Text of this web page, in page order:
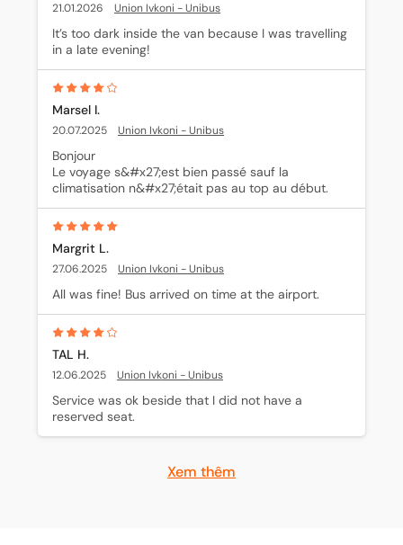
21.01.2026 Union Ivkoni - Unibus
It’s too dark inside the van because I was travelling
in a late evening!
Marsel I.
20.07.2025 Union Ivkoni - Unibus
Bonjour
Le voyage s&#x27;est bien passé sauf la
climatisation n&#x27;était pas au top au début.
Margrit L.
27.06.2025 Union Ivkoni - Unibus
All was fine! Bus arrived on time at the airport.
TAL H.
12.06.2025 Union Ivkoni - Unibus
Service was ok beside that I did not have a
reserved seat.
Xem thêm